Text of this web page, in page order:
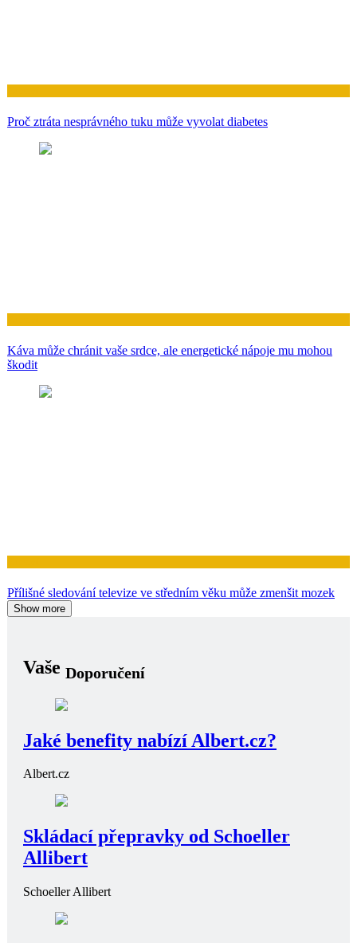
Proč ztráta nesprávného tuku může vyvolat diabetes
Káva může chránit vaše srdce, ale energetické nápoje mu mohou
škodit
Přílišné sledování televize ve středním věku může zmenšit mozek
Show more
Vaše Doporučení
Jaké benefity nabízí Albert.cz?
Albert.cz
Skládací přepravky od Schoeller
Allibert
Schoeller Allibert